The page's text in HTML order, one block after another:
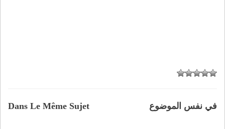
Dans Le Même Sujet في نفس الموضوع